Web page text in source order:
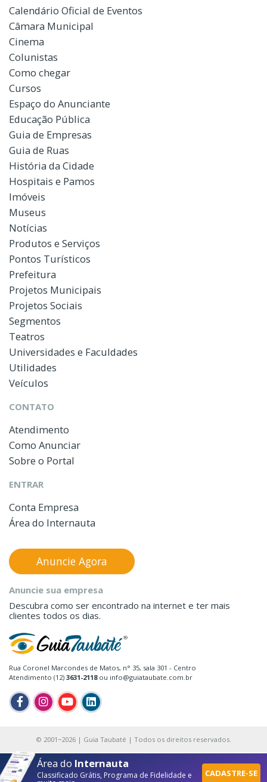
Calendário Oficial de Eventos
Câmara Municipal
Cinema
Colunistas
Como chegar
Cursos
Espaço do Anunciante
Educação Pública
Guia de Empresas
Guia de Ruas
História da Cidade
Hospitais e Pamos
Imóveis
Museus
Notícias
Produtos e Serviços
Pontos Turísticos
Prefeitura
Projetos Municipais
Projetos Sociais
Segmentos
Teatros
Universidades e Faculdades
Utilidades
Veículos
CONTATO
Atendimento
Como Anunciar
Sobre o Portal
ENTRAR
Conta Empresa
Área do Internauta
Rua Coronel Marcondes de Matos, n° 35, sala 301 - Centro
Atendimento (12) 3631-2118ou info@guiataubate.com.br
Anuncie sua empresa
Descubra como ser encontrado na internet e ter mais
clientes todos os dias.
Anuncie Agora
© 2001~2026 | Guia Taubaté | Todos os direitos reservados.
Área do Internauta
Classificado Grátis, Programa de Fidelidade e CADASTRE-SE